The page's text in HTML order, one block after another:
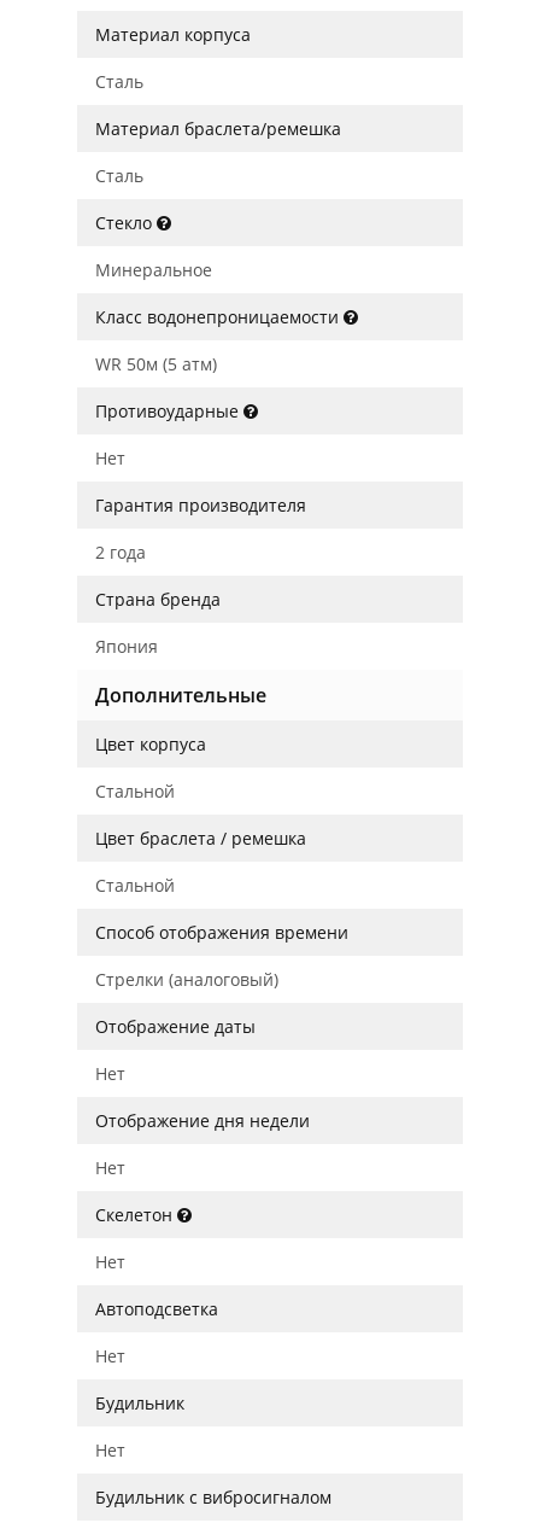
Материал корпуса
Сталь
Материал браслета/ремешка
Сталь
Стекло
Минеральное
Класс водонепроницаемости
WR 50м (5 атм)
Противоударные
Нет
Гарантия производителя
2 года
Страна бренда
Япония
Дополнительные
Цвет корпуса
Стальной
Цвет браслета / ремешка
Стальной
Способ отображения времени
Стрелки (аналоговый)
Отображение даты
Нет
Отображение дня недели
Нет
Скелетон
Нет
Автоподсветка
Нет
Будильник
Нет
Будильник с вибросигналом